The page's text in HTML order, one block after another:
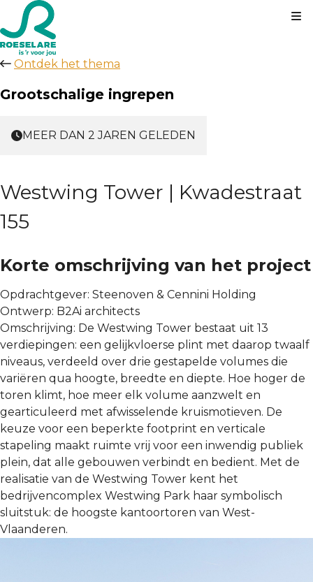
Ontdek het thema
Grootschalige ingrepen
MEER DAN 2 JAREN GELEDEN
Westwing Tower | Kwadestraat
155
Korte omschrijving van het project
Opdrachtgever: Steenoven & Cennini Holding
Ontwerp: B2Ai architects
Omschrijving: De Westwing Tower bestaat uit 13
verdiepingen: een gelijkvloerse plint met daarop twaalf
niveaus, verdeeld over drie gestapelde volumes die
variëren qua hoogte, breedte en diepte. Hoe hoger de
toren klimt, hoe meer elk volume aanzwelt en
gearticuleerd met afwisselende kruismotieven. De
keuze voor een beperkte footprint en verticale
stapeling maakt ruimte vrij voor een inwendig publiek
plein, dat alle gebouwen verbindt en bedient. Met de
realisatie van de Westwing Tower kent het
bedrijvencomplex Westwing Park haar symbolisch
sluitstuk: de hoogste kantoortoren van West-
Vlaanderen.